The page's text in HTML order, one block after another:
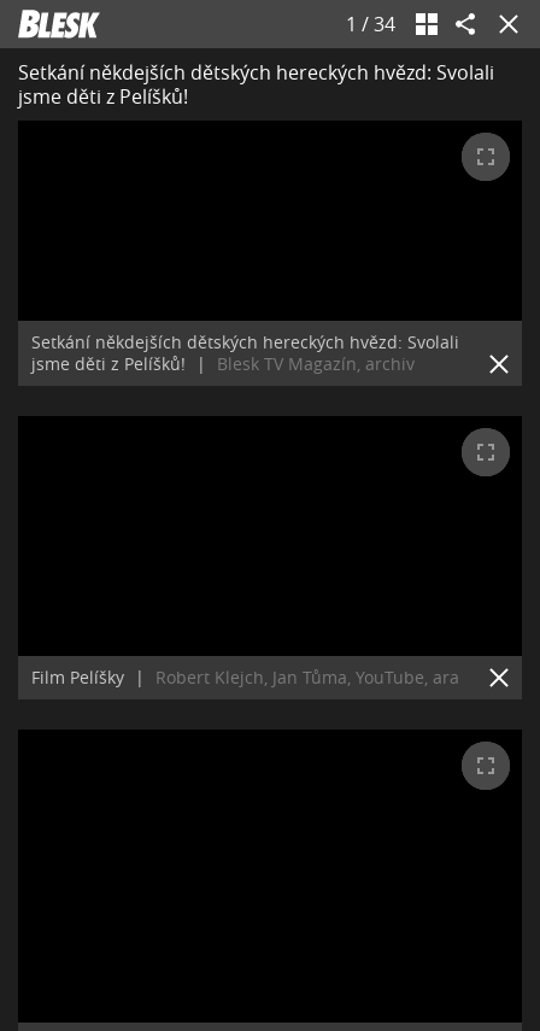
1 /34
Setkání někdejších dětských hereckých hvězd: Svolali
jsme děti z Pelíšků!
Setkání někdejších dětských hereckých hvězd: Svolali
jsme děti z Pelíšků!
| Blesk TV Magazín, archiv
Film Pelíšky | Robert Klejch, Jan Tůma, YouTube, ara